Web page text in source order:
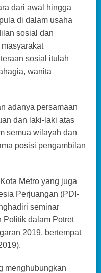
dari awal hingga
di dalam usaha
sosial dan
sosial itulah
wanita
adanya persamaan
dan laki-laki atas
semua wilayah dan
posisi pengambilan
Metro yang juga
Perjuangan (PDI-
seminar
Politik dalam Potret
2019, bertempat
menghubungkan